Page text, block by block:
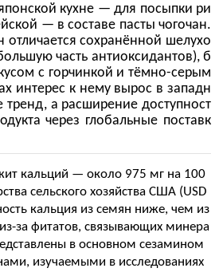
кухне — для посыпки ри
— в составе пасты чогочан.
отличается сохранённой шелухо
часть антиоксидантов), б
с горчинкой и тёмно-серым
интерес к нему вырос в западн
тренд, а расширение доступност
через глобальные поставк
кальций — около 975 мг на 100
сельского хозяйства США (USD
кальция из семян ниже, чем из
за фитатов, связывающих минера
в основном сезамином
изучаемыми в исследованиях